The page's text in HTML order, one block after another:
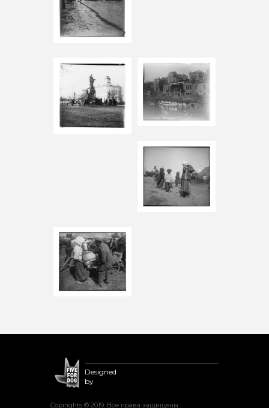
Designed
by
Copirights © 2019. Все права защищены